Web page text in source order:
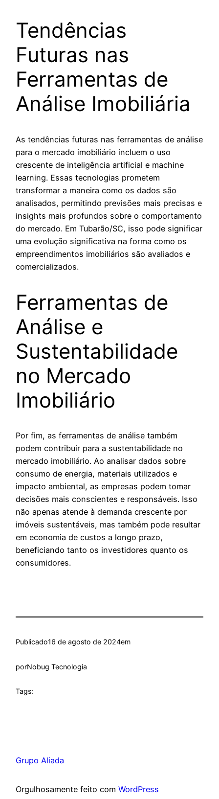
Tendências
Futuras nas
Ferramentas de
Análise Imobiliária
As tendências futuras nas ferramentas de análise
para o mercado imobiliário incluem o uso
crescente de inteligência artificial e machine
learning. Essas tecnologias prometem
transformar a maneira como os dados são
analisados, permitindo previsões mais precisas e
insights mais profundos sobre o comportamento
do mercado. Em Tubarão/SC, isso pode significar
uma evolução significativa na forma como os
empreendimentos imobiliários são avaliados e
comercializados.
Ferramentas de
Análise e
Sustentabilidade
no Mercado
Imobiliário
Por fim, as ferramentas de análise também
podem contribuir para a sustentabilidade no
mercado imobiliário. Ao analisar dados sobre
consumo de energia, materiais utilizados e
impacto ambiental, as empresas podem tomar
decisões mais conscientes e responsáveis. Isso
não apenas atende à demanda crescente por
imóveis sustentáveis, mas também pode resultar
em economia de custos a longo prazo,
beneficiando tanto os investidores quanto os
consumidores.
Publicado16 de agosto de 2024em
porNobug Tecnologia
Tags:
Grupo Aliada
Orgulhosamente feito com WordPress